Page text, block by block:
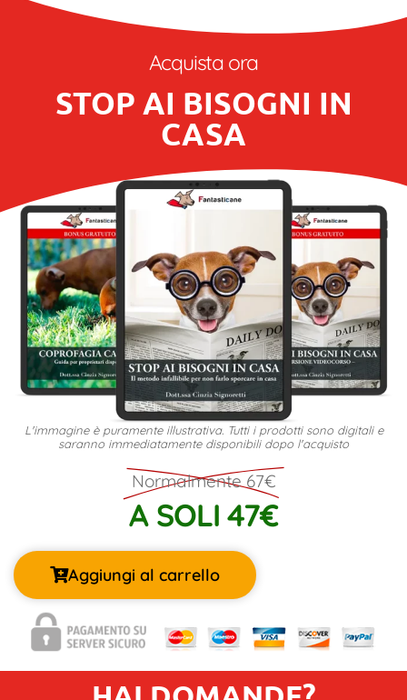
Acquista ora
STOP AI BISOGNI IN
CASA
L'immagine è puramente illustrativa. Tutti i prodotti sono digitali e
saranno immediatamente disponibili dopo l'acquisto
Normalmente 67€
A SOLI 47€
Aggiungi al carrello